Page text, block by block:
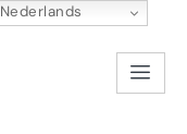
Nederlands